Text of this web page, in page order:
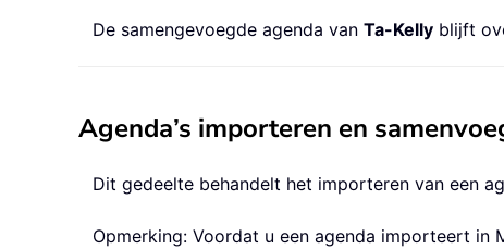
De samengevoegde agenda van Ta-Kelly blijft
Agenda’s importeren en
Dit gedeelte behandelt het importeren van een
Opmerking: Voordat u een agenda importeert